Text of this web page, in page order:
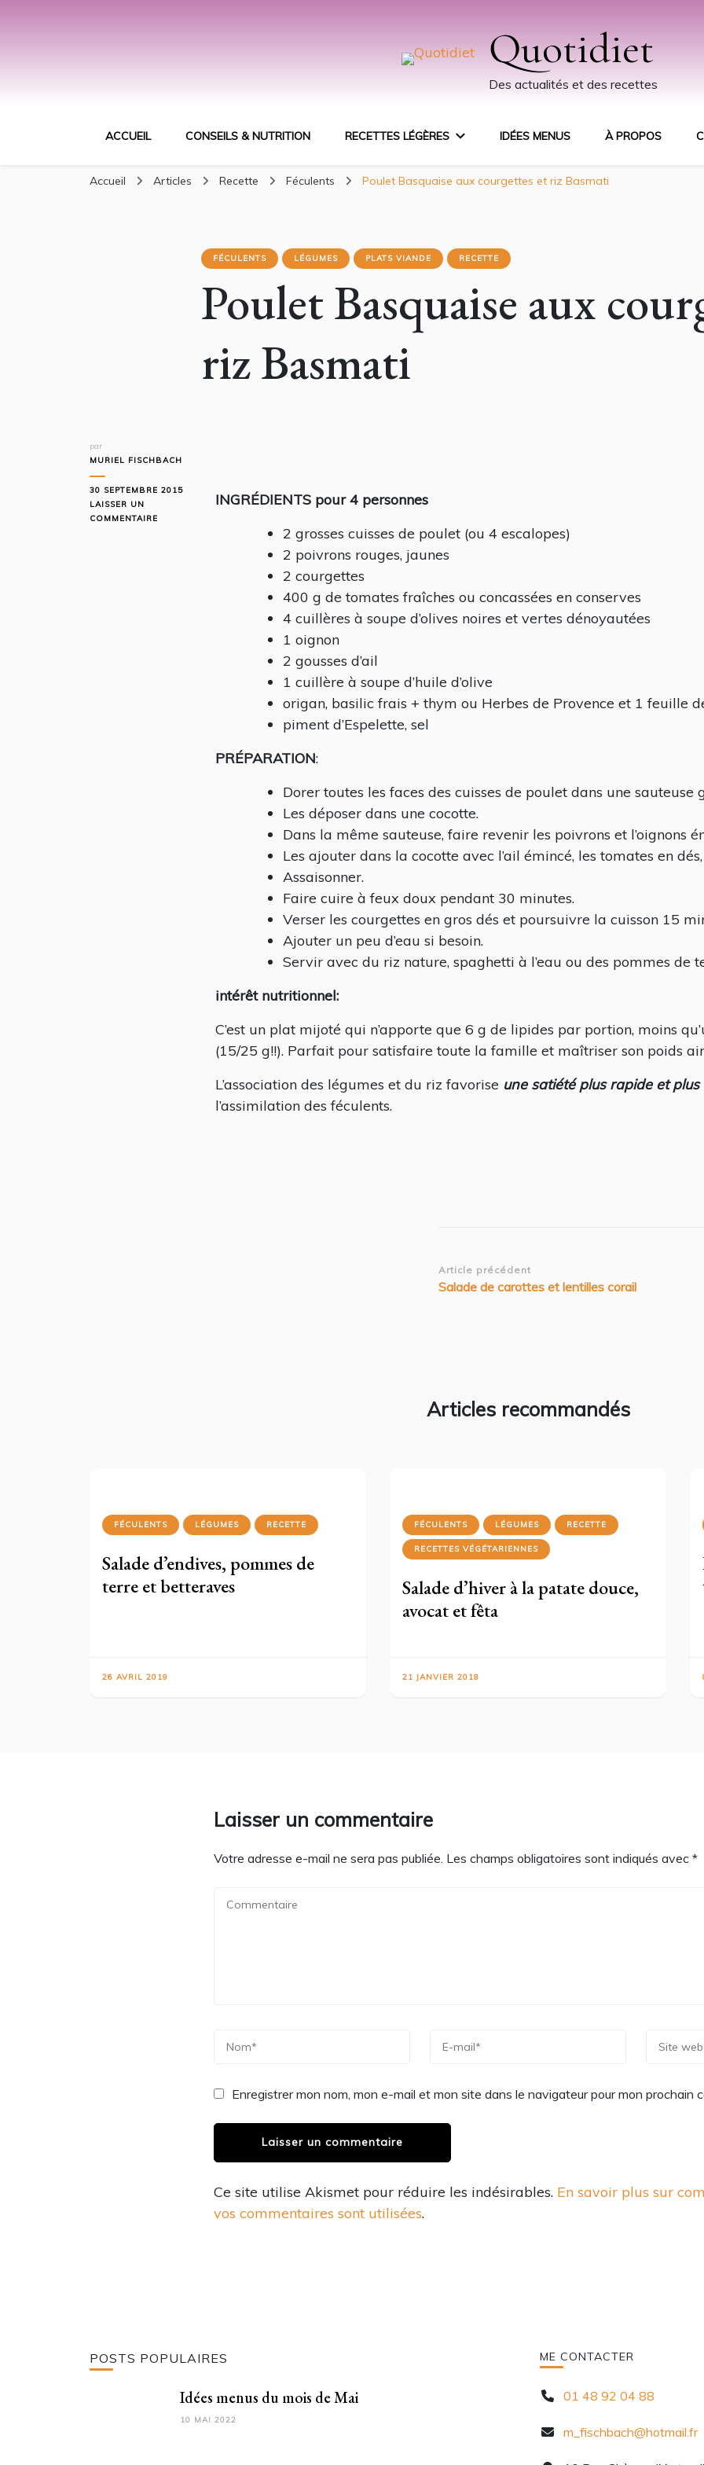
Quotidiet
Des actualités et des recettes
ACCUEIL CONSEILS & NUTRITION RECETTES LÉGÈRES IDÉES MENUS À PROPOS
Accueil Articles Recette Féculents Poulet Basquaise aux courgettes et riz Basmati
FÉCULENTS LÉGUMES PLATS VIANDE RECETTE
Poulet Basquaise aux
riz Basmati
par
MURIEL FISCHBACH
30 SEPTEMBRE 2015
LAISSER UN
COMMENTAIRE
INGRÉDIENTS pour 4 personnes
2 grosses cuisses de poulet (ou 4 escalopes)
2 poivrons rouges, jaunes
2 courgettes
400 g de tomates fraîches ou concassées en conserves
4 cuillères à soupe d’olives noires et vertes dénoyautées
1 oignon
2 gousses d’ail
1 cuillère à soupe d’huile d’olive
origan, basilic frais + thym ou Herbes de Provence et 1 feuille
piment d’Espelette, sel
PRÉPARATION:
Dorer toutes les faces des cuisses de poulet dans une sauteuse
Les déposer dans une cocotte.
Dans la même sauteuse, faire revenir les poivrons et l’oignons
Les ajouter dans la cocotte avec l’ail émincé, les tomates en
Assaisonner.
Faire cuire à feux doux pendant 30 minutes.
Verser les courgettes en gros dés et poursuivre la cuisson 15
Ajouter un peu d’eau si besoin.
Servir avec du riz nature, spaghetti à l’eau ou des pommes de
intérêt nutritionnel:
C’est un plat mijoté qui n’apporte que 6 g de lipides par portion, moins
(15/25 g!!). Parfait pour satisfaire toute la famille et maîtriser son poids
L’association des légumes et du riz favorise une satiété plus rapide et
l’assimilation des féculents.
Navigation
Article précédent
Salade de carottes et lentilles corail
Articles recommandés
FÉCULENTS LÉGUMES RECETTE
Salade d’endives, pommes de
terre et betteraves
26 AVRIL 2019
FÉCULENTS LÉGUMES RECETTE
RECETTES VÉGÉTARIENNES
Salade d’hiver à la patate douce,
avocat et fêta
21 JANVIER 2018
Laisser un commentaire
Votre adresse e-mail ne sera pas publiée. Les champs obligatoires sont indiqués avec *
Enregistrer mon nom, mon e-mail et mon site dans le navigateur pour mon prochain
Ce site utilise Akismet pour réduire les indésirables. En savoir plus sur
vos commentaires sont utilisées.
POSTS POPULAIRES
Idées menus du mois de Mai
10 MAI 2022
ME CONTACTER
01 48 92 04 88
m_fischbach@hotmail.fr